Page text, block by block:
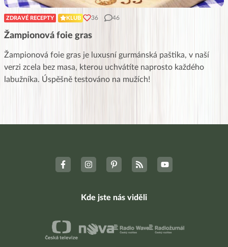
ZDRAVÉ RECEPTY KLUB 36 46
Žampionová foie gras
Žampionová foie gras je luxusní gurmánská paštika, v naší
verzi zcela bez masa, kterou uchvátíte naprosto každého
labužníka. Úspěšně testováno na mužích!
Kde jste nás viděli